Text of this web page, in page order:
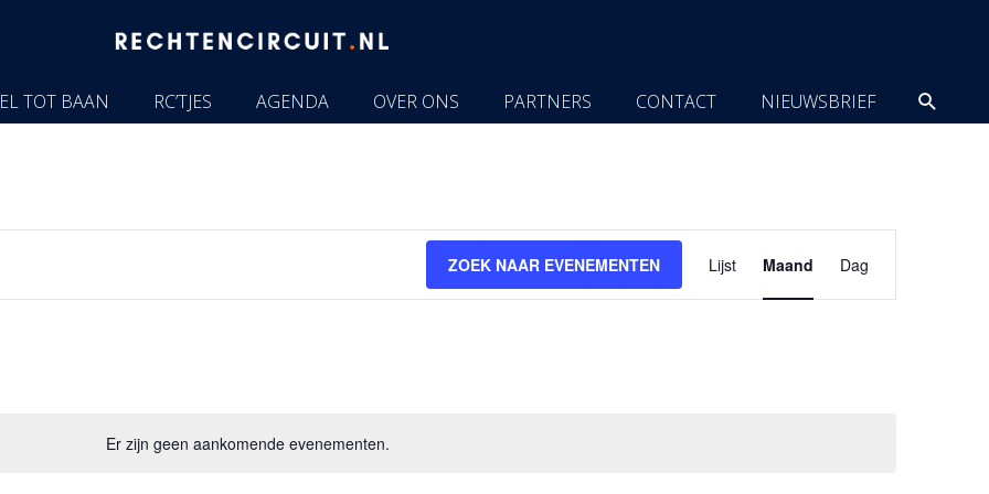
TOT BAAN RC’TJES AGENDA OVER ONS PARTNERS CONTACT NIEUWSBRIEF
Er zijn geen aankomende evenementen.
ZOEK NAAR EVENEMENTEN
weergaven
Lijst Maand Dag